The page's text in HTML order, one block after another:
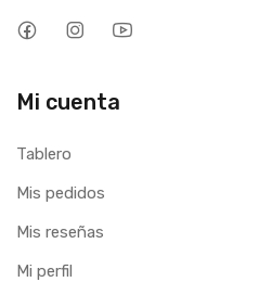
Mi cuenta
Tablero
Mis pedidos
Mis reseñas
Mi perfil